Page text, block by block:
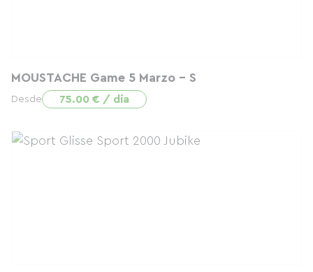
MOUSTACHE Game 5 Marzo - S
Desde 75.00 € / día